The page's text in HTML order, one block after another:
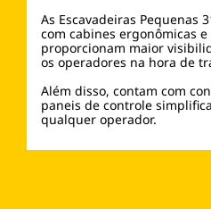
As Escavadeiras Pequenas
com cabines ergonômicas
proporcionam maior
os operadores na hora de
Além disso, contam com
paneis de controle
qualquer operador.